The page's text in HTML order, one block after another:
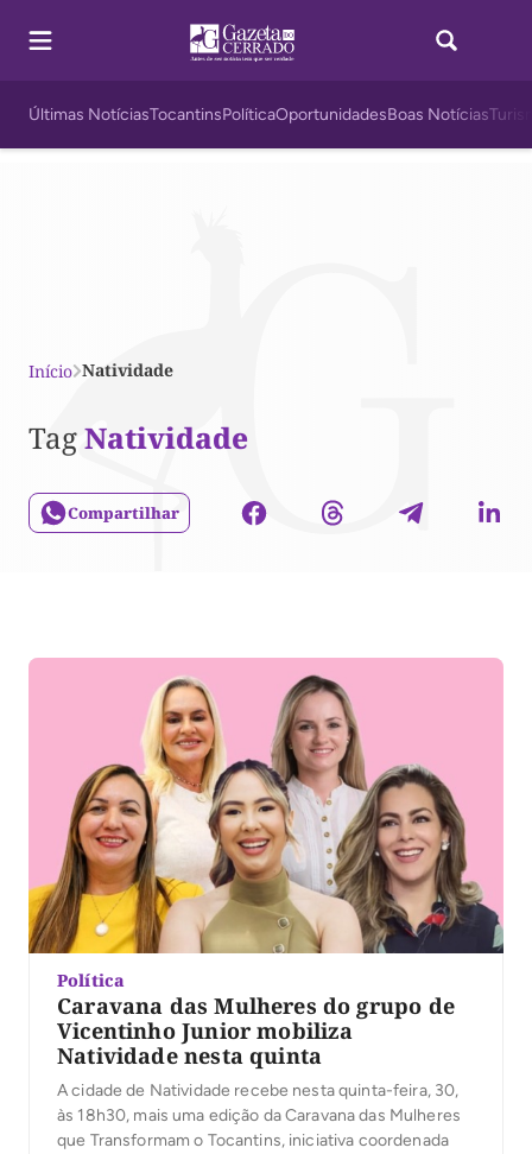
Últimas NotíciasTocantinsPolíticaOportunidadesBoas Notícias
Início Natividade
TagNatividade
Compartilhar
Política
Caravana das Mulheres do grupo de
Vicentinho Junior mobiliza
Natividade nesta quinta
A cidade de Natividade recebe nesta quinta-feira, 30,
às 18h30, mais uma edição da Caravana das Mulheres
que Transformam o Tocantins, iniciativa coordenada